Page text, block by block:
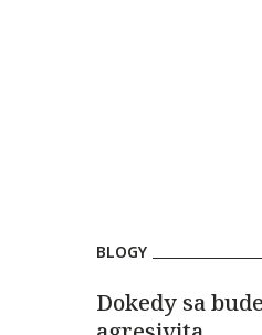
BLOGY